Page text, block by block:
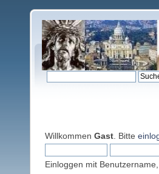
Willkommen Gast . Bitte
Einloggen mit